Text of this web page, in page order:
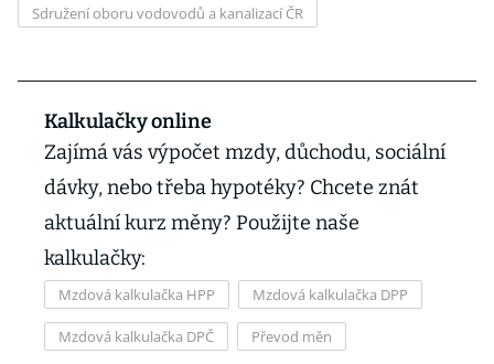
Sdružení oboru vodovodů a kanalizací ČR
Kalkulačky online
Zajímá vás výpočet mzdy, důchodu, sociální
dávky, nebo třeba hypotéky? Chcete znát
aktuální kurz měny? Použijte naše
kalkulačky:
Mzdová kalkulačka HPP Mzdová kalkulačka DPP
Mzdová kalkulačka DPČ Převod měn